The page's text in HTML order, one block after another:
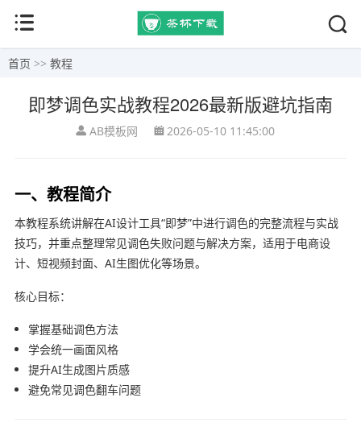
首页 >> 教程
即梦调色实战教程2026最新版避坑指南
AB模板网 2026-05-10 11:45:00
一、教程简介
本教程系统讲解在AI设计工具“即梦”中进行调色的完整流程与实战
技巧，并重点整理常见调色失败问题与解决方案，适用于电商设
计、短视频封面、AI生图优化等场景。
核心目标：
掌握基础调色方法
学会统一画面风格
提升AI生成图片质感
避免常见调色翻车问题